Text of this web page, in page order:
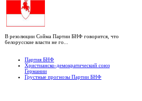
В резолюции Сойма Партии БНФ говорится, что
белорусские власти не го...
Партия БНФ
Христианско-демократический союз
Германии
Грустные прогнозы Партии БНФ